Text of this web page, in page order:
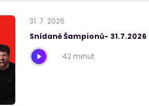
31. 7. 2026
Snídaně Šampionů- 31.7.2026
42 minut